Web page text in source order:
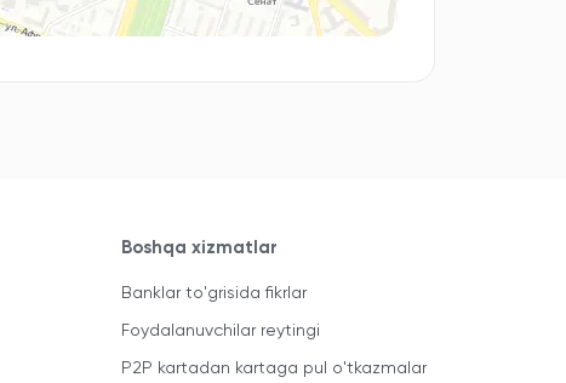
Boshqa xizmatlar
Banklar to'grisida fikrlar
Foydalanuvchilar reytingi
P2P kartadan kartaga pul o'tkazmalar